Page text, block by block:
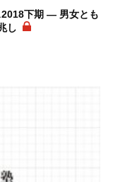
下期 ― 男女とも
し